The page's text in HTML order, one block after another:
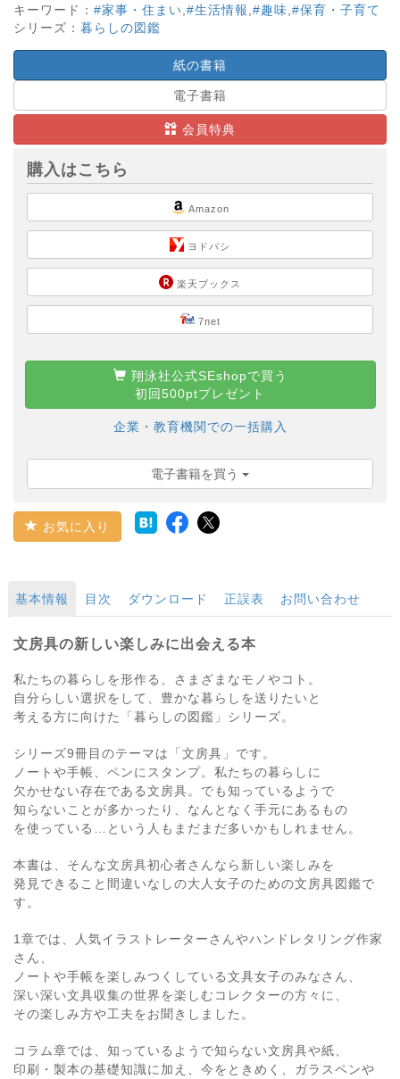
キーワード： #家事・住まい #生活情報 #趣味 #保育・子育て
シリーズ： 暮らしの図鑑
紙の書籍
電子書籍
会員特典
購入はこちら
Amazon
ヨドバシ
楽天ブックス
7net
翔泳社公式SEshopで買う
初回500ptプレゼント
企業・教育機関での一括購入
電子書籍を買う
お気に入り
基本情報 目次 ダウンロード 正誤表 お問い合わせ
文房具の新しい楽しみに出会える本
私たちの暮らしを形作る、さまざまなモノやコト。
自分らしい選択をして、豊かな暮らしを送りたいと
考える方に向けた「暮らしの図鑑」シリーズ。
シリーズ9冊目のテーマは「文房具」です。
ノートや手帳、ペンにスタンプ。私たちの暮らしに
欠かせない存在である文房具。でも知っているようで
知らないことが多かったり、なんとなく手元にあるもの
を使っている…という人もまだまだ多いかもしれません。
本書は、そんな文房具初心者さんなら新しい楽しみを
発見できること間違いなしの大人女子のための文房具図鑑で
す。
1章では、人気イラストレーターさんやハンドレタリング作家
さん、
ノートや手帳を楽しみつくしている文具女子のみなさん、
深い深い文具収集の世界を楽しむコレクターの方々に、
その楽しみ方や工夫をお聞きしました。
コラム章では、知っているようで知らない文房具や紙、
印刷・製本の基礎知識に加え、今をときめく、ガラスペンや